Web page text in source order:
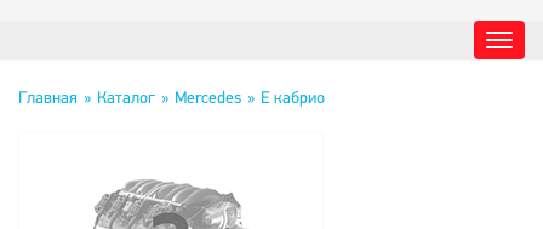
Главная Каталог Mercedes E кабрио